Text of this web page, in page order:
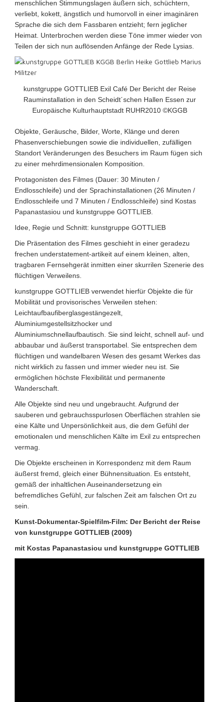
menschlichen Stimmungslagen äußern sich, schüchtern,
verliebt, kokett, ängstlich und humorvoll in einer imaginären
Sprache die sich dem Fassbaren entzieht; fern jeglicher
Heimat. Unterbrochen werden diese Töne immer wieder von
Teilen der sich nun auflösenden Anfänge der Rede Lysias.
kunstgruppe GOTTLIEB Exil Café Der Bericht der Reise
Rauminstallation in den Scheidt´schen Hallen Essen zur
Europäische Kulturhauptstadt RUHR2010 ©KGGB
Objekte, Geräusche, Bilder, Worte, Klänge und deren
Phasenverschiebungen sowie die individuellen, zufälligen
Standort Veränderungen des Besuchers im Raum fügen sich
zu einer mehrdimensionalen Komposition.
Protagonisten des Filmes (Dauer: 30 Minuten /
Endlosschleife) und der Sprachinstallationen (26 Minuten /
Endlosschleife und 7 Minuten / Endlosschleife) sind Kostas
Papanastasiou und kunstgruppe GOTTLIEB.
Idee, Regie und Schnitt: kunstgruppe GOTTLIEB
Die Präsentation des Filmes geschieht in einer geradezu
frechen understatement-artikeit auf einem kleinen, alten,
tragbaren Fernsehgerät inmitten einer skurrilen Szenerie des
flüchtigen Verweilens.
kunstgruppe GOTTLIEB verwendet hierfür Objekte die für
Mobilität und provisorisches Verweilen stehen:
Leichtaufbaufiberglasgestängezelt,
Aluminiumgestellsitzhocker und
Aluminiumschnellaufbautisch. Sie sind leicht, schnell auf- und
abbaubar und äußerst transportabel. Sie entsprechen dem
flüchtigen und wandelbaren Wesen des gesamt Werkes das
nicht wirklich zu fassen und immer wieder neu ist. Sie
ermöglichen höchste Flexibilität und permanente
Wanderschaft.
Alle Objekte sind neu und ungebraucht. Aufgrund der
sauberen und gebrauchsspurlosen Oberflächen strahlen sie
eine Kälte und Unpersönlichkeit aus, die dem Gefühl der
emotionalen und menschlichen Kälte im Exil zu entsprechen
vermag.
Die Objekte erscheinen in Korrespondenz mit dem Raum
äußerst fremd, gleich einer Bühnensituation. Es entsteht,
gemäß der inhaltlichen Auseinandersetzung ein
befremdliches Gefühl, zur falschen Zeit am falschen Ort zu
sein.
Kunst-Dokumentar-Spielfilm-Film: Der Bericht der Reise
von kunstgruppe GOTTLIEB (2009)
mit Kostas Papanastasiou und kunstgruppe GOTTLIEB